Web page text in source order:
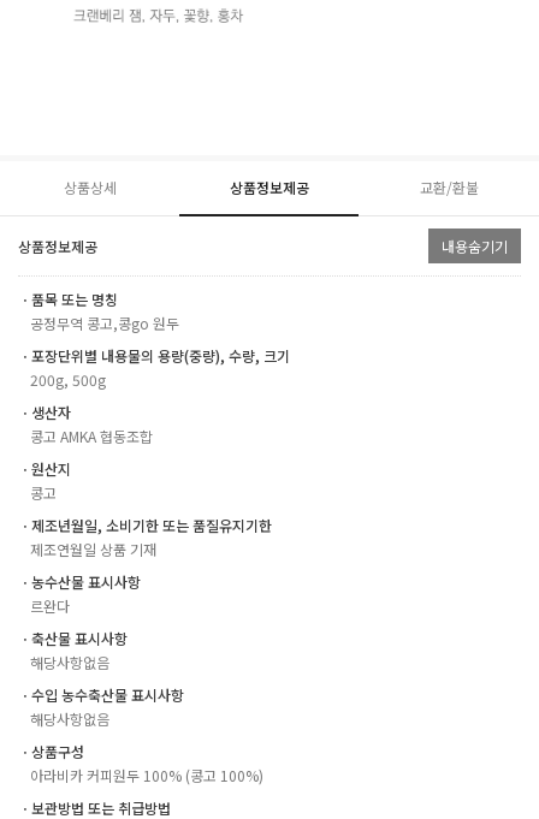
상품상세 상품정보제공 교환/환불
상품정보제공 내용숨기기
ㆍ품목 또는 명칭
공정무역 콩고,콩go 원두
ㆍ포장단위별 내용물의 용량(중량), 수량, 크기
200g, 500g
ㆍ생산자
콩고 AMKA 협동조합
ㆍ원산지
콩고
ㆍ제조년월일, 소비기한 또는 품질유지기한
제조연월일 상품 기재
ㆍ농수산물 표시사항
르완다
ㆍ축산물 표시사항
해당사항없음
ㆍ수입 농수축산물 표시사항
해당사항없음
ㆍ상품구성
아라비카 커피원두 100% (콩고 100%)
ㆍ보관방법 또는 취급방법